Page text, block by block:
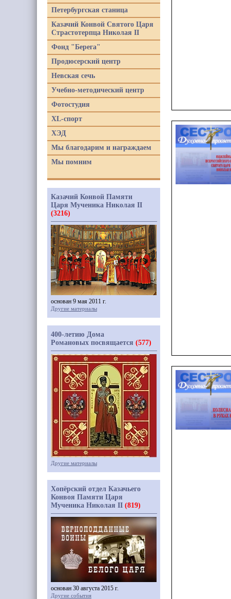
Петербургская станица
Казачий Конвой Святого Царя
Страстотерпца Николая II
Фонд "Берега"
Продюсерский центр
Невская сечь
Учебно-методический центр
Фотостудия
XL-спорт
ХЭД
Мы благодарим и награждаем
Мы помним
Казачий Конвой Памяти
Царя Мученика Николая II
(3216)
основан 9 мая 2011 г.
Другие материалы
400-летию Дома
Романовых посвящается (577)
Другие материалы
Хопёрский отдел Казачьего
Конвоя Памяти Царя
Мученика Николая II (819)
основан 30 августа 2015 г.
Другие события